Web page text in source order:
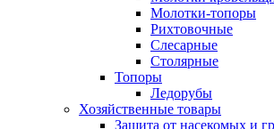
Молотки-топоры
Рихтовочные
Слесарные
Столярные
Топоры
Ледорубы
Хозяйственные товары
Защита от насекомых и